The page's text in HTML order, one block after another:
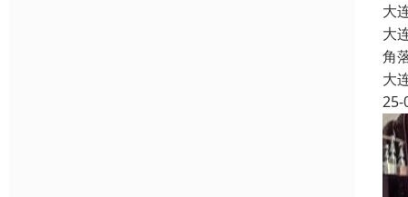
大
大
角
大
25-